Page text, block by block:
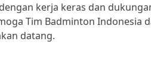
kerja keras dan
Tim Badminton Indonesia
datang.